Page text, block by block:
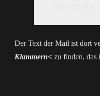
Der Text der Mail ist dort
Klammern< zu finden, das